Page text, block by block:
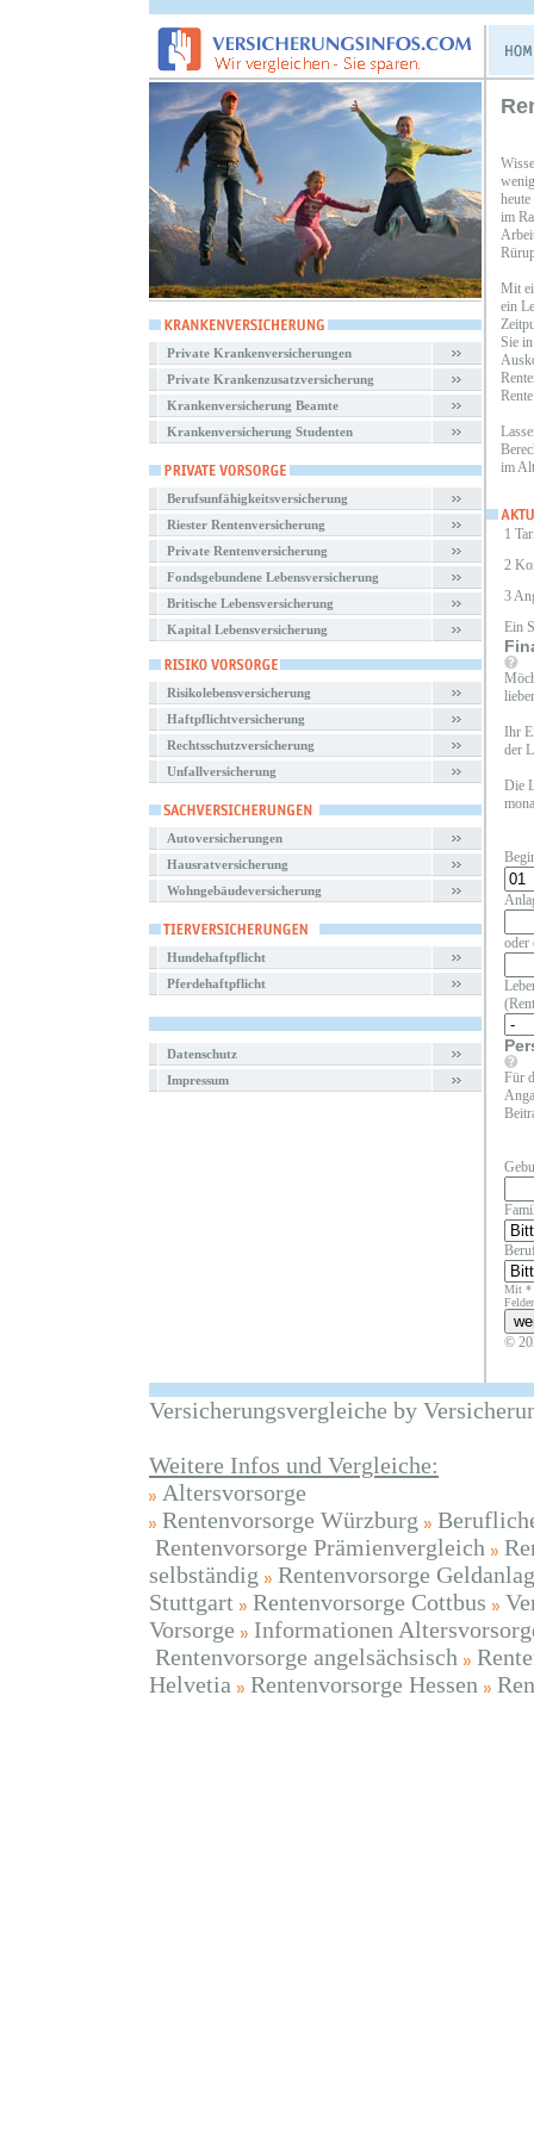
Private Krankenversicherungen
Private Krankenzusatzversicherung
Krankenversicherung Beamte
Krankenversicherung Studenten
Berufsunfähigkeitsversicherung
Riester Rentenversicherung
Private Rentenversicherung
Fondsgebundene Lebensversicherung
Britische Lebensversicherung
Kapital Lebensversicherung
Risikolebensversicherung
Haftpflichtversicherung
Rechtsschutzversicherung
Unfallversicherung
Autoversicherungen
Hausratversicherung
Wohngebäudeversicherung
Hundehaftpflicht
Pferdehaftpflicht
Datenschutz
Impressum
im
Mit
ein
Sie
im
1
2
3
Ein
Ihr
der
Die
oder
Für
Mit *
©
Versicherungsvergleiche by
Weitere Infos und Vergleiche:
Altersvorsorge
Rentenvorsorge Würzburg
Rentenvorsorge Prämienvergleich
selbständig
Rentenvorsorge
Stuttgart
Rentenvorsorge Cottbus
Vorsorge
Informationen
Rentenvorsorge angelsächsisch
Helvetia
Rentenvorsorge Hessen